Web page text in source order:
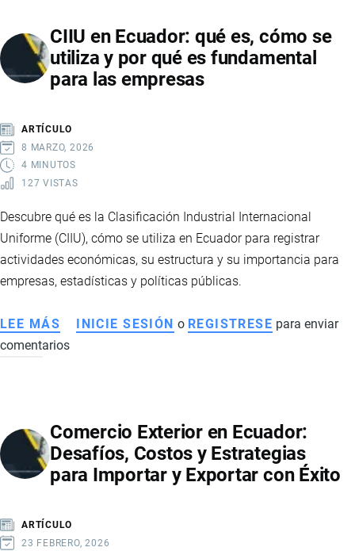
CIIU en Ecuador: qué es, cómo se
utiliza y por qué es fundamental
para las empresas
ARTÍCULO
8 MARZO, 2026
4 MINUTOS
127 VISTAS
Descubre qué es la Clasificación Industrial Internacional
Uniforme (CIIU), cómo se utiliza en Ecuador para registrar
actividades económicas, su estructura y su importancia para
empresas, estadísticas y políticas públicas.
LEE MÁS SOBRE
CIIU
ES,
CÓMO
SE
POR
INICIE SESIÓN o REGISTRESE para enviar
comentarios
Comercio Exterior en Ecuador:
Desafíos, Costos y Estrategias
para Importar y Exportar con Éxito
ARTÍCULO
23 FEBRERO, 2026